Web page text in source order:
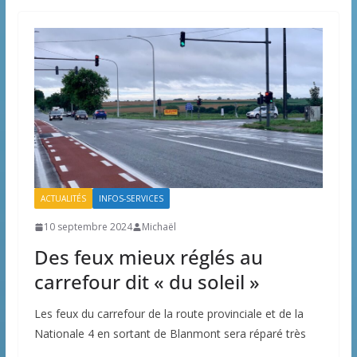
ACTUALITÉS INFOS-SERVICES
10 septembre 2024 Michaël
Des feux mieux réglés au
carrefour dit « du soleil »
Les feux du carrefour de la route provinciale et de la
Nationale 4 en sortant de Blanmont sera réparé très